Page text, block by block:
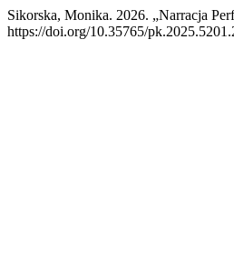
Sikorska, Monika. 2026. „Narracja
https://doi.org/10.35765/